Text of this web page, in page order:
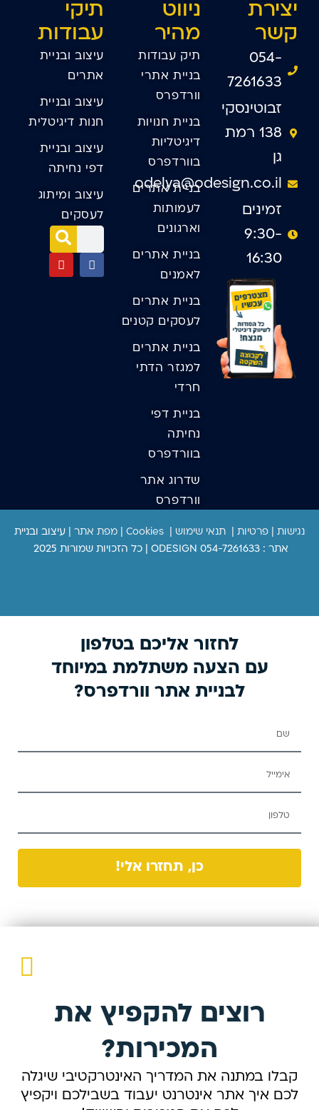
יצירת
קשר
054-
7261633
זבוטינסקי
138 רמת
גן
odelya@odesign.co.il
זמינים
9:30-
16:30
ניווט
מהיר
תיק עבודות
בניית אתרי
וורדפרס
בניית חנויות
דיגיטליות
בוורדפרס
בניית אתרים
לעמותות
וארגונים
בניית אתרים
לאמנים
בניית אתרים
לעסקים קטנים
בניית אתרים
למגזר הדתי
חרדי
בניית דפי
נחיתה
בוורדפרס
שדרוג אתר
וורדפרס
תיקי
עבודות
עיצוב ובניית
אתרים
עיצוב ובניית
חנות דיגיטלית
עיצוב ובניית
דפי נחיתה
עיצוב ומיתוג
לעסקים
נגישות פרטיות תנאי שימוש Cookies מפת אתר
עיצוב ובניית
אתר : ODESIGN 054-7261633 | כל הזכויות שמורות 2025
לחזור אליכם בטלפון
עם הצעה משתלמת במיוחד
לבניית אתר וורדפרס?
כן, תחזרו אלי!
רוצים להקפיץ את
המכירות?
קבלו במתנה את המדריך האינטרקטיבי שיגלה
לכם איך אתר אינטרנט יעבוד בשבילכם ויקפיץ